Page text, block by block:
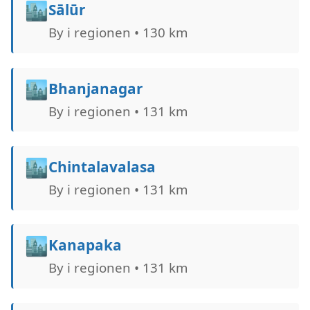
🏙️Sālūr
By i regionen • 130 km
🏙️Bhanjanagar
By i regionen • 131 km
🏙️Chintalavalasa
By i regionen • 131 km
🏙️Kanapaka
By i regionen • 131 km